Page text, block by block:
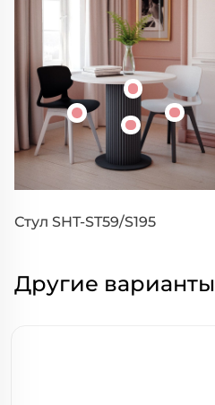
Стул SHT-ST59/S195
Другие варианты